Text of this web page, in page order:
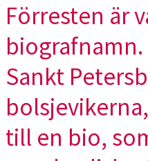
Förresten är
Sankt
till en bio,